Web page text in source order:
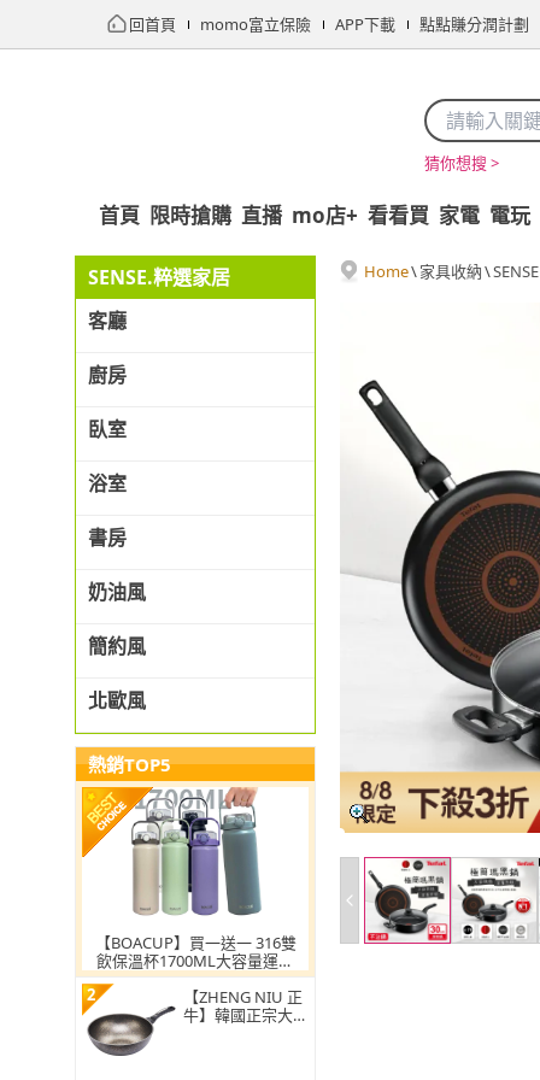
回首頁 momo富立保險 APP下載 點點賺分潤計劃
猜你想搜 >
首頁 限時搶購 直播 mo店+ 看看買 家電 電玩
SENSE.粹選家居
客廳
廚房
臥室
浴室
書房
奶油風
簡約風
北歐風
熱銷TOP5
【BOACUP】買一送一 316雙
飲保溫杯1700ML大容量運動
水壺 (316不鏽鋼保溫瓶 保溫
壺 保溫杯 不銹鋼) 交換禮物
2
【ZHENG NIU 正
牛】韓國正宗大理
Home\家具收納\